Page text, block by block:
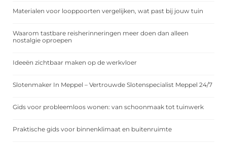
Materialen voor looppoorten vergelijken, wat past bij jouw tuin
Waarom tastbare reisherinneringen meer doen dan alleen
nostalgie oproepen
Ideeën zichtbaar maken op de werkvloer
Slotenmaker In Meppel – Vertrouwde Slotenspecialist Meppel 24/7
Gids voor probleemloos wonen: van schoonmaak tot tuinwerk
Praktische gids voor binnenklimaat en buitenruimte